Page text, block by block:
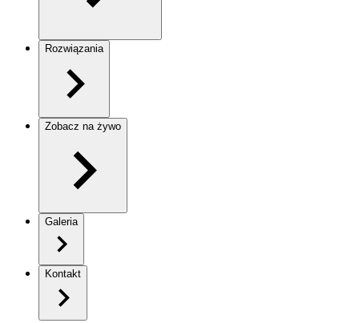
Rozwiązania
Zobacz na żywo
Galeria
Kontakt